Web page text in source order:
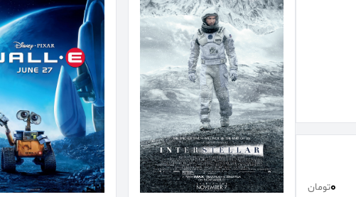
0تومان